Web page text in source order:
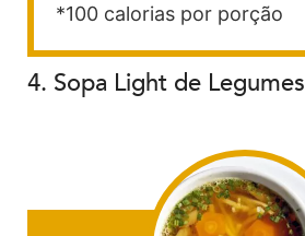
*100 calorias por porção
4. Sopa Light de Legumes